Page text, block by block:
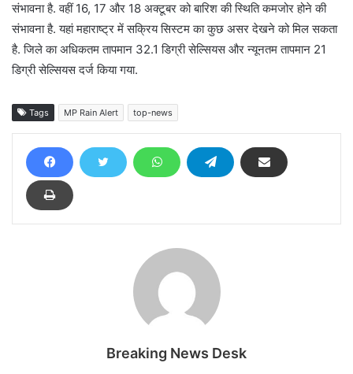
संभावना है. वहीं 16, 17 और 18 अक्टूबर को बारिश की स्थिति कमजोर होने की
संभावना है. यहां महाराष्ट्र में सक्रिय सिस्टम का कुछ असर देखने को मिल सकता
है. जिले का अधिकतम तापमान 32.1 डिग्री सेल्सियस और न्यूनतम तापमान 21
डिग्री सेल्सियस दर्ज किया गया.
Tags MP Rain Alert top-news
Breaking News Desk